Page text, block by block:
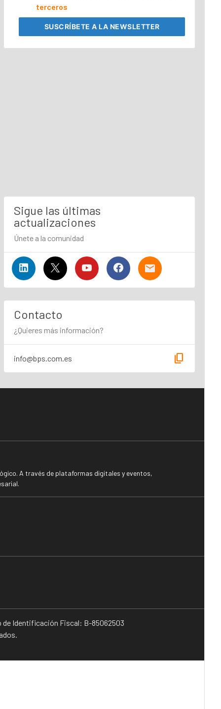
terceros
SUSCRÍBETE A LA NEWSLETTER
Sigue las últimas
actualizaciones
Únete a la comunidad
Contacto
¿Quieres más información?
info@bps.com.es content_copy
A través de plataformas digitales y eventos,
de Identificación Fiscal: B-85062503